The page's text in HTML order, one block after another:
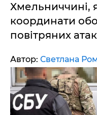
Хмельниччині,
координати
повітряних
Автор: Светлана